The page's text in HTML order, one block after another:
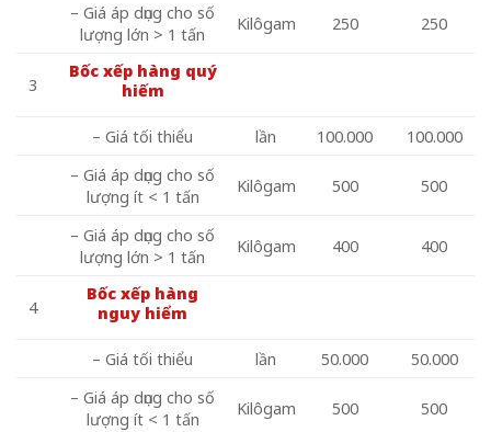
– Giá áp dụng cho số
lượng lớn > 1 tấn
Kilôgam 250 250
3
Bốc xếp hàng quý
hiếm
– Giá tối thiểu lần 100.000
100.000
– Giá áp dụng cho số
lượng ít < 1 tấn
Kilôgam 500 500
– Giá áp dụng cho số
lượng lớn > 1 tấn
Kilôgam 400 400
4
Bốc xếp hàng
nguy hiểm
– Giá tối thiểu lần 50.000
50.000
– Giá áp dụng cho số
lượng ít < 1 tấn
Kilôgam 500 500